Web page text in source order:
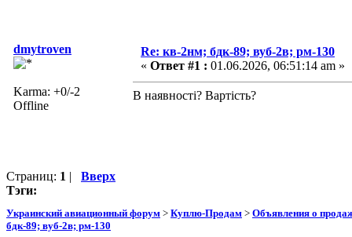
dmytroven
Karma: +0/-2
Offline
Re: кв-2нм; бдк-89; вуб-2в; рм-130
« Ответ #1 : 01.06.2026, 06:51:14 am »
В наявності? Вартість?
Страниц: 1 | Вверх
Тэги:
Украинский авиационный форум > Куплю-Продам > Объявления о
бдк-89; вуб-2в; рм-130